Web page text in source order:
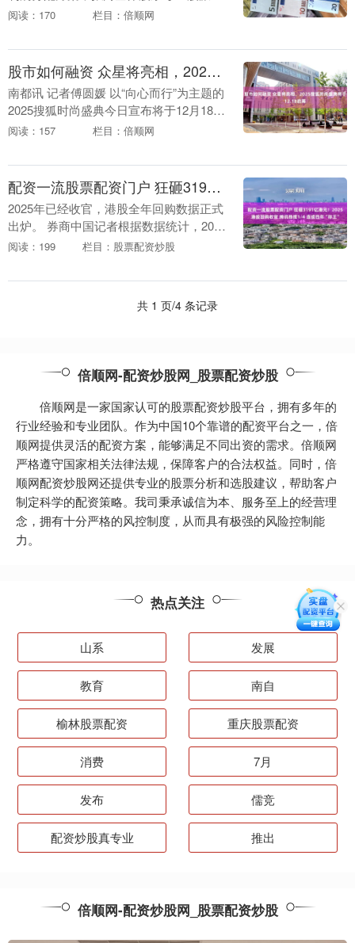
现金红利2.0336元(含税)。 为证券之星据
阅读：170 栏目：倍顺网
股市如何融资 众星将亮相，2025搜狐时尚盛典将于12.18启幕
南都讯 记者傅圆媛 以“向心而行”为主题的
2025搜狐时尚盛典今日宣布将于12月18日
在北京盛大启幕。盛典聚焦“情绪价值”，
艺....
阅读：157 栏目：倍顺网
配资一流股票配资门户 狂砸3191亿港元！2025港股回购收官 腾讯独揽1/4 连续四年“称王”
2025年已经收官，港股全年回购数据正式
出炉。 券商中国记者根据数据统计，2025
年全年有307家H股公司发起了回购，合计
阅读：199 栏目：股票配资炒股
共 1 页/4 条记录
倍顺网-配资炒股网_股票配资炒股
倍顺网是一家国家认可的股票配资炒股平台，拥有多年的
行业经验和专业团队。作为中国10个靠谱的配资平台之一，倍
顺网提供灵活的配资方案，能够满足不同出资的需求。倍顺网
严格遵守国家相关法律法规，保障客户的合法权益。同时，倍
顺网配资炒股网还提供专业的股票分析和选股建议，帮助客户
制定科学的配资策略。我司秉承诚信为本、服务至上的经营理
念，拥有十分严格的风控制度，从而具有极强的风险控制能
力。
热点关注
山系 发展
教育 南自
榆林股票配资 重庆股票配资
消费 7月
发布 儒竞
配资炒股真专业 推出
倍顺网-配资炒股网_股票配资炒股